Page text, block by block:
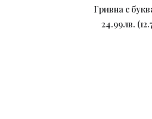
Гривна с
24.99лв. (